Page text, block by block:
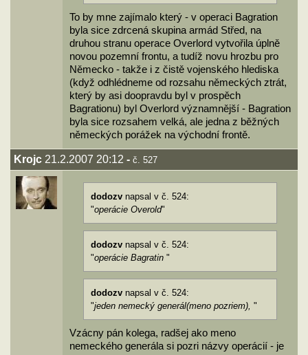
To by mne zajímalo který - v operaci Bagration
byla sice zdrcená skupina armád Střed, na
druhou stranu operace Overlord vytvořila úplně
novou pozemní frontu, a tudíž novu hrozbu pro
Německo - takže i z čistě vojenského hlediska
(když odhlédneme od rozsahu německých ztrát,
který by asi doopravdu byl v prospěch
Bagrationu) byl Overlord významnější - Bagration
byla sice rozsahem velká, ale jedna z běžných
německých porážek na východní frontě.
Krojc 21.2.2007 20:12 - č. 527
dodozv napsal v č. 524:
"operácie Overold"
dodozv napsal v č. 524:
"operácie Bagratin "
dodozv napsal v č. 524:
"jeden nemecký generál(meno pozriem), "
Vzácny pán kolega, radšej ako meno
nemeckého generála si pozri názvy operácií - je